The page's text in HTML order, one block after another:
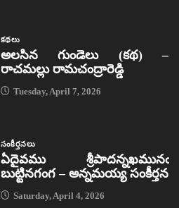
కథలు
అలసిన గుండెలు (కథ) –
రాచమల్లు రామచంద్రారెడ్డి
Tuesday, April 7, 2026
సంకీర్తనలు
ఏదైవము శ్రీపాదన్నఖమునఁ
బుట్టినగంగ – అన్నమయ్య సంకీర్తన
Saturday, April 4, 2026